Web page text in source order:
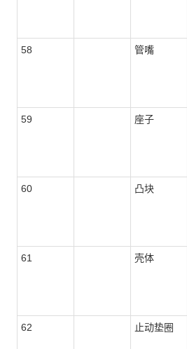
58 管嘴
59 座子
60 凸块
61 壳体
62 止动垫圈